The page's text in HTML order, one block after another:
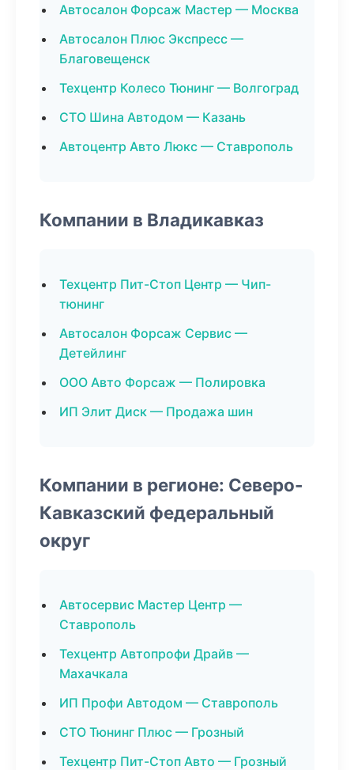
Автосалон Форсаж Мастер — Москва
Автосалон Плюс Экспресс —
Благовещенск
Техцентр Колесо Тюнинг — Волгоград
СТО Шина Автодом — Казань
Автоцентр Авто Люкс — Ставрополь
Компании в Владикавказ
Техцентр Пит-Стоп Центр — Чип-
тюнинг
Автосалон Форсаж Сервис —
Детейлинг
ООО Авто Форсаж — Полировка
ИП Элит Диск — Продажа шин
Компании в регионе: Северо-
Кавказский федеральный
округ
Автосервис Мастер Центр —
Ставрополь
Техцентр Автопрофи Драйв —
Махачкала
ИП Профи Автодом — Ставрополь
СТО Тюнинг Плюс — Грозный
Техцентр Пит-Стоп Авто — Грозный